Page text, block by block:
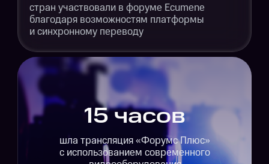
15 часов
шла трансляция «Форумс Плюс»
с использованием современного
стран участвовали в форуме Ecumene
благодаря возможностям платформы
и синхронному переводу